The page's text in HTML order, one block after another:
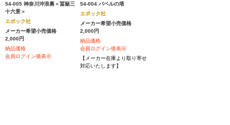
54-005 神奈川沖浪裏＜冨嶽三
十六景＞
エポック社
メーカー希望小売価格
2,000円
納品価格
会員ログイン後表示
54-004 バベルの塔
エポック社
メーカー希望小売価格
2,000円
納品価格
会員ログイン後表示
【メーカー在庫より取り寄せ
対応いたします】